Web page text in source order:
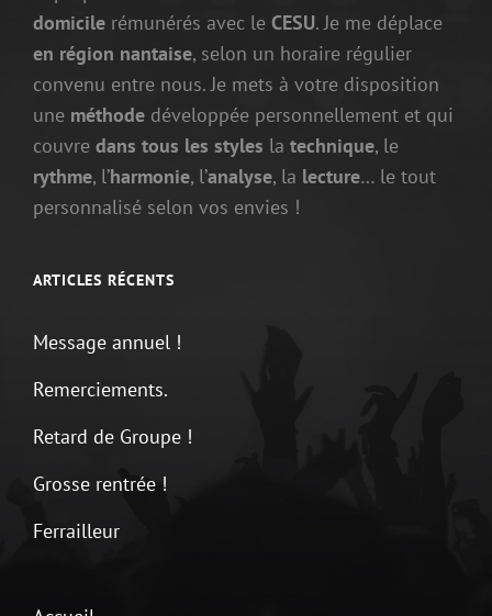
domicile rémunérés avec le CESU. Je me déplace
en région nantaise, selon un horaire régulier
convenu entre nous. Je mets à votre disposition
une méthode développée personnellement et qui
couvre dans tous les styles la technique, le
rythme, l’harmonie, l’analyse, la lecture… le tout
personnalisé selon vos envies !
ARTICLES RÉCENTS
Message annuel !
Remerciements.
Retard de Groupe !
Grosse rentrée !
Ferrailleur